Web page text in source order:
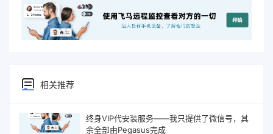
相关推荐
终身VIP代安装服务——我只提供了微信号，其
余全部由Pegasus完成